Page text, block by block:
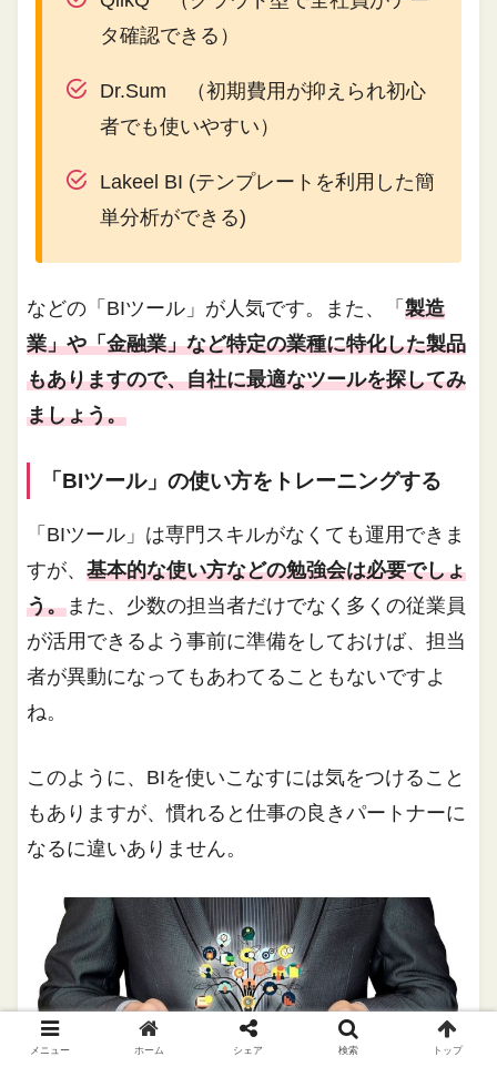
タ確認できる）
Dr.Sum （初期費用が抑えられ初心
者でも使いやすい）
Lakeel BI (テンプレートを利用した簡
単分析ができる)
などの「BIツール」が人気です。また、「製造
業」や「金融業」など特定の業種に特化した製品
もありますので、自社に最適なツールを探してみ
ましょう。
「BIツール」の使い方をトレーニングする
「BIツール」は専門スキルがなくても運用できま
すが、基本的な使い方などの勉強会は必要でしょ
う。 また、少数の担当者だけでなく多くの従業員
が活用できるよう事前に準備をしておけば、担当
者が異動になってもあわてることもないですよ
ね。
このように、BIを使いこなすには気をつけること
もありますが、慣れると仕事の良きパートナーに
なるに違いありません。
メニュー ホーム シェア 検索 トップ